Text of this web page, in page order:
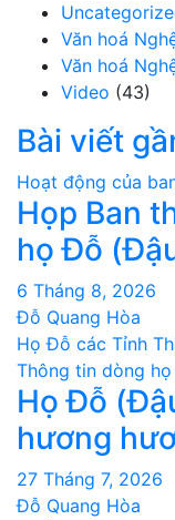
Văn hoá
Văn hoá
Video (43)
Bài viết
Hoạt động của
Họp Ban
họ Đỗ
6 Tháng 8, 2026
Đỗ Quang Hòa
Họ Đỗ các Tỉnh
Thông tin dòng họ
Họ Đỗ
hương
27 Tháng 7, 2026
Đỗ Quang Hòa